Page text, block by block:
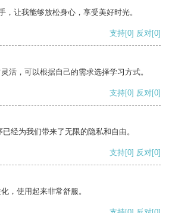
，让我能够放松身心，享受美好时光。
支持[0] 反对[0]
活，可以根据自己的需求选择学习方式。
支持[0] 反对[0]
经为我们带来了无限的隐私和自由。
支持[0] 反对[0]
，使用起来非常舒服。